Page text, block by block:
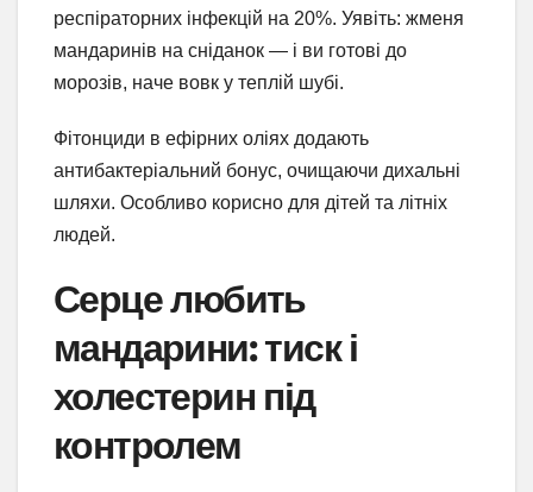
респіраторних інфекцій на 20%. Уявіть: жменя
мандаринів на сніданок — і ви готові до
морозів, наче вовк у теплій шубі.
Фітонциди в ефірних оліях додають
антибактеріальний бонус, очищаючи дихальні
шляхи. Особливо корисно для дітей та літніх
людей.
Серце любить
мандарини: тиск і
холестерин під
контролем